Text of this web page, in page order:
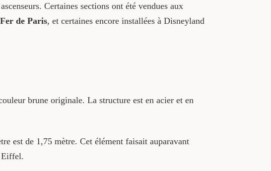
Certaines sections ont été vendues aux
de Paris, et certaines encore installées à Disneyland
brune originale. La structure est en acier et en
est de 1,75 mètre. Cet élément faisait auparavant
Eiffel.